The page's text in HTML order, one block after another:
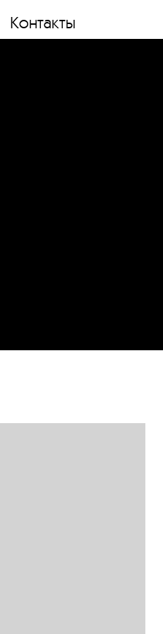
Контакты